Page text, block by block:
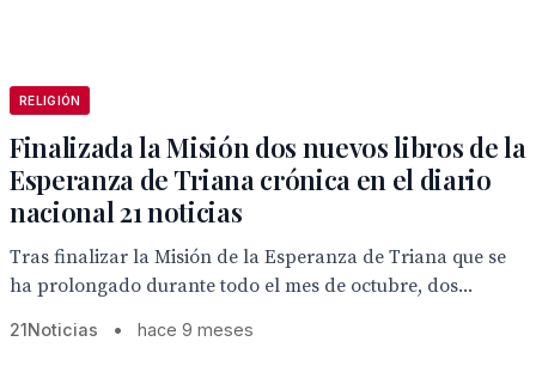
RELIGIÓN
Finalizada la Misión dos nuevos libros de la
Esperanza de Triana crónica en el diario
nacional 21 noticias
Tras finalizar la Misión de la Esperanza de Triana que se
ha prolongado durante todo el mes de octubre, dos...
21Noticias • hace 9 meses